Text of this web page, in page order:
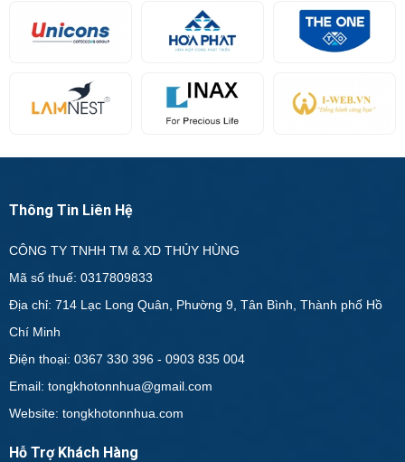
Thông Tin Liên Hệ
CÔNG TY TNHH TM & XD THỦY HÙNG
Mã số thuế: 0317809833
Địa chỉ: 714 Lạc Long Quân, Phường 9, Tân Bình, Thành phố Hồ
Chí Minh
Điện thoại: 0367 330 396 - 0903 835 004
Email: tongkhotonnhua@gmail.com
Website: tongkhotonnhua.com
Hỗ Trợ Khách Hàng